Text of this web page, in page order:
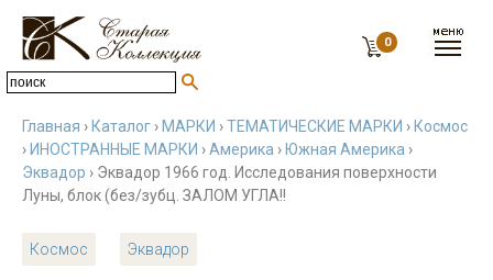
0
Главная › Каталог › МАРКИ ›ТЕМАТИЧЕСКИЕ МАРКИ › Космос
› ИНОСТРАННЫЕ МАРКИ ›Америка › Южная Америка ›
Эквадор › Эквадор 1966 год. Исследования поверхности
Луны, блок (без/зубц. ЗАЛОМ УГЛА!!
Космос Эквадор